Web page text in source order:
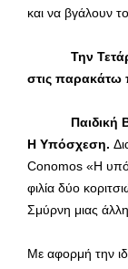
και να βγάλουν
Την Τετάρτη
στις παρακάτω
Παιδική
Η Υπόσχεση.
Conomos «Η
φιλία δύο
Σμύρνη μιας
Με αφορμή την